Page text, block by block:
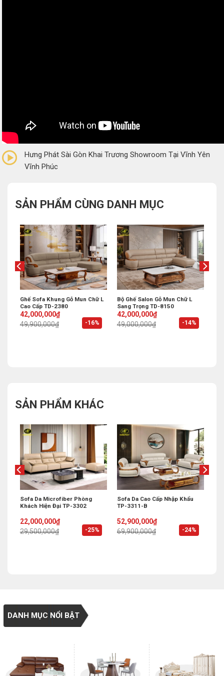
(0 Reviews)
Hưng Phát Sài Gòn Khai Trương Showroom Tại Vĩnh Yên
Vĩnh Phúc
SẢN PHẨM CÙNG DANH MỤC
-16%
Ghế Sofa Khung Gỗ Mun Chữ L
Cao Cấp TD-2380
49,900,000₫
Original
price
was:
42,000,000₫
Current
price
is:
-14%
Bộ Ghế Salon Gỗ Mun Chữ L
Sang Trọng TD-8150
49,000,000₫
Original
price
was:
42,000,000₫
Current
price
is:
SẢN PHẨM KHÁC
-25%
Sofa Da Microfiber Phòng
Khách Hiện Đại TP-3302
29,500,000₫
Original
price
was:
22,000,000₫
Current
price
is:
-24%
Sofa Da Cao Cấp Nhập Khẩu
TP-3311-B
69,900,000₫
Original
price
was:
52,900,000₫
Current
price
is:
DANH MỤC NỔI BẬT